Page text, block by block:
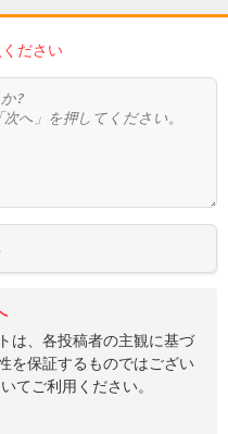
ださい
は、各投稿者の主観に基づ
を保証するものではござい
てご利用ください。